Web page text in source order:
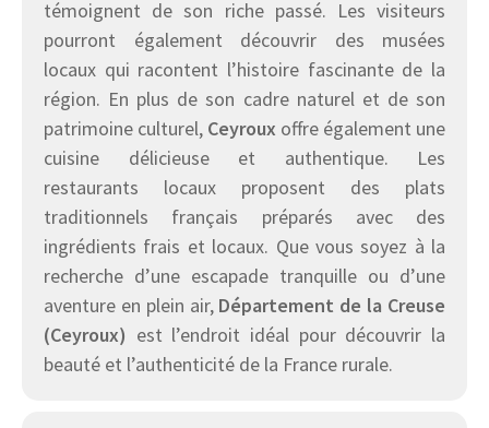
témoignent de son riche passé. Les visiteurs
pourront également découvrir des musées
locaux qui racontent l’histoire fascinante de la
région. En plus de son cadre naturel et de son
patrimoine culturel, Ceyroux offre également une
cuisine délicieuse et authentique. Les
restaurants locaux proposent des plats
traditionnels français préparés avec des
ingrédients frais et locaux. Que vous soyez à la
recherche d’une escapade tranquille ou d’une
aventure en plein air, Département de la Creuse
(Ceyroux) est l’endroit idéal pour découvrir la
beauté et l’authenticité de la France rurale.